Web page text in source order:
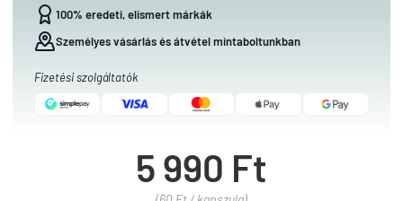
100% eredeti, elismert márkák
Személyes vásárlás és átvétel mintaboltunkban
Fizetési szolgáltatók
5 990 Ft